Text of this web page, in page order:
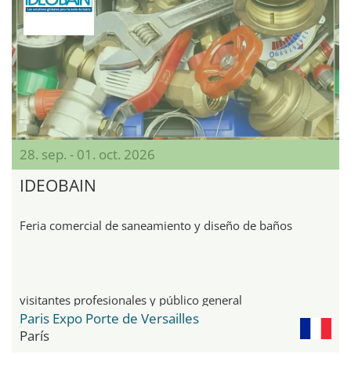
28. sep. - 01. oct. 2026
IDEOBAIN
Feria comercial de saneamiento y diseño de baños
visitantes profesionales y público general
Paris Expo Porte de Versailles
París